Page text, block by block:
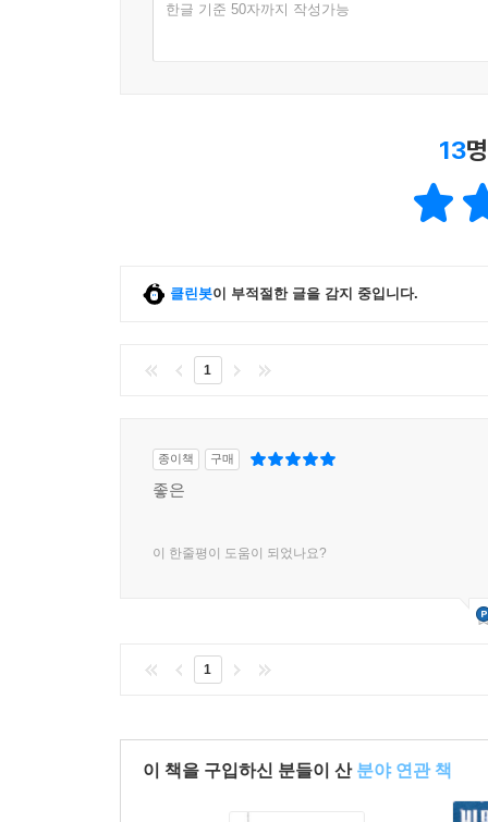
한글 기준 50자까지 작성가능
13
클린봇이 부적절한 글을 감지 중입니다.
1
종이책 구매
좋은
이 한줄평이 도움이 되었나요?
1
이 책을 구입하신 분들이 산 분야 연관 책